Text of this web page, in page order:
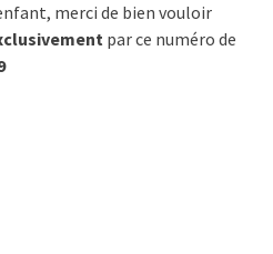
merci de bien vouloir
par ce numéro de